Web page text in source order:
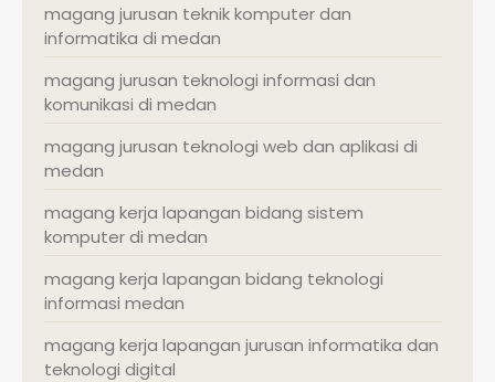
magang jurusan teknik komputer dan
informatika di medan
magang jurusan teknologi informasi dan
komunikasi di medan
magang jurusan teknologi web dan aplikasi di
medan
magang kerja lapangan bidang sistem
komputer di medan
magang kerja lapangan bidang teknologi
informasi medan
magang kerja lapangan jurusan informatika dan
teknologi digital